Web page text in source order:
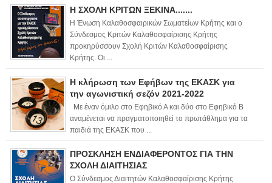
Η ΣΧΟΛΗ ΚΡΙΤΩΝ ΞΕΚΙΝΑ.......
Η Ένωση Καλαθοσφαιρικών Σωματείων Κρήτης και ο
Σύνδεσμος Κριτών Καλαθοσφαίρισης Κρήτης
προκηρύσσουν Σχολή Κριτών Καλαθοσφαίρισης
Κρήτης. Οι ...
Η κλήρωση των Εφήβων της ΕΚΑΣΚ για
την αγωνιστική σεζόν 2021-2022
Με έναν όμιλο στο Εφηβικό Α και δύο στο Εφηβικό Β
αναμένεται να πραγματοποιηθεί το πρωτάθλημα για τα
παιδιά της ΕΚΑΣΚ που ...
ΠΡΟΣΚΛΗΣΗ ΕΝΔΙΑΦΕΡΟΝΤΟΣ ΓΙΑ ΤΗΝ
ΣΧΟΛΗ ΔΙΑΙΤΗΣΙΑΣ
Ο Σύνδεσμος Διαιτητών Καλαθοσφαίρισης Κρήτης